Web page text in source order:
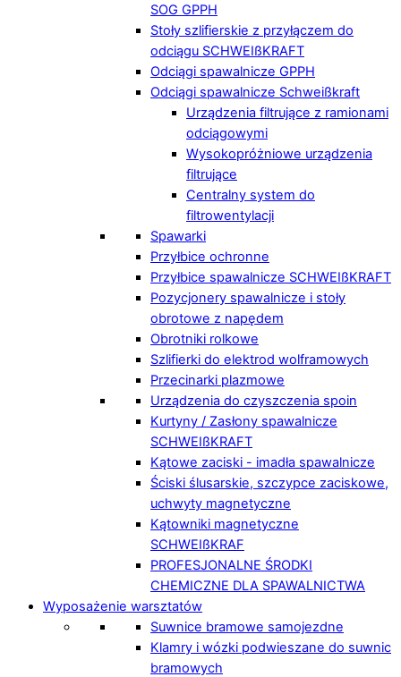
SOG GPPH
Stoły szlifierskie z przyłączem do
odciągu SCHWEIßKRAFT
Odciągi spawalnicze GPPH
Odciągi spawalnicze Schweißkraft
Urządzenia filtrujące z ramionami
odciągowymi
Wysokopróżniowe urządzenia
filtrujące
Centralny system do
filtrowentylacji
Spawarki
Przyłbice ochronne
Przyłbice spawalnicze SCHWEIßKRAFT
Pozycjonery spawalnicze i stoły
obrotowe z napędem
Obrotniki rolkowe
Szlifierki do elektrod wolframowych
Przecinarki plazmowe
Urządzenia do czyszczenia spoin
Kurtyny / Zasłony spawalnicze
SCHWEIßKRAFT
Kątowe zaciski - imadła spawalnicze
Ściski ślusarskie, szczypce zaciskowe,
uchwyty magnetyczne
Kątowniki magnetyczne
SCHWEIßKRAF
PROFESJONALNE ŚRODKI
CHEMICZNE DLA SPAWALNICTWA
Wyposażenie warsztatów
Suwnice bramowe samojezdne
Klamry i wózki podwieszane do suwnic
bramowych